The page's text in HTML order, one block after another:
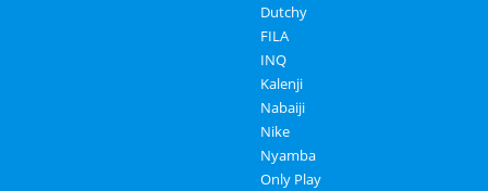
Dutchy
FILA
INQ
Kalenji
Nabaiji
Nike
Nyamba
Only Play